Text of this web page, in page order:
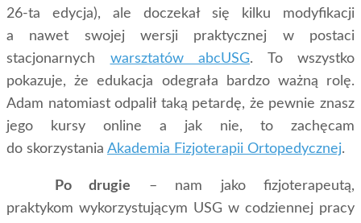
26-ta edycja), ale doczekał się kilku modyfikacji
a nawet swojej wersji praktycznej w postaci
stacjonarnych warsztatów abcUSG. To wszystko
pokazuje, że edukacja odegrała bardzo ważną rolę.
Adam natomiast odpalił taką petardę, że pewnie znasz
jego kursy online a jak nie, to zachęcam
do skorzystania Akademia Fizjoterapii Ortopedycznej.
Po drugie – nam jako fizjoterapeutą,
praktykom wykorzystującym USG w codziennej pracy